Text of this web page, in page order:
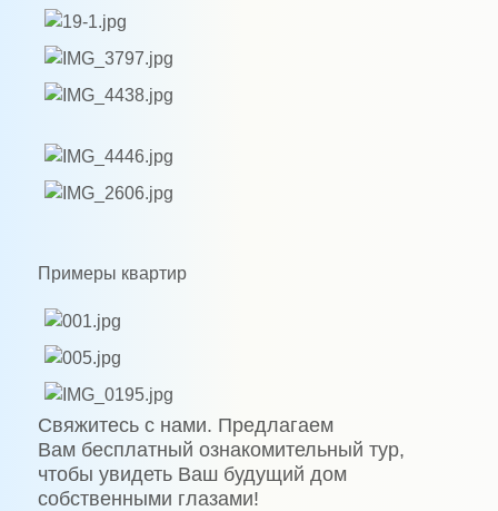
Примеры квартир
Свяжитесь с нами. Предлагаем
Вам бесплатный ознакомительный тур,
чтобы увидеть Ваш будущий дом
собственными глазами!